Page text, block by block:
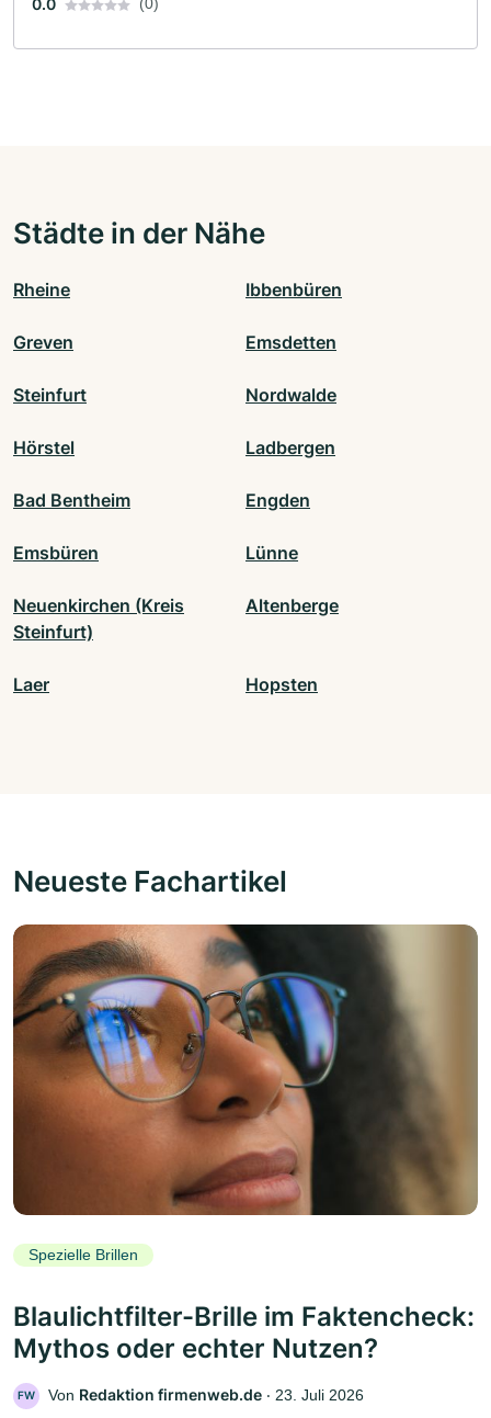
0.0 (0)
Städte in der Nähe
Rheine Ibbenbüren
Greven Emsdetten
Steinfurt Nordwalde
Hörstel Ladbergen
Bad Bentheim Engden
Emsbüren Lünne
Neuenkirchen (Kreis
Steinfurt)
Altenberge
Laer Hopsten
Neueste Fachartikel
Spezielle Brillen
Blaulichtfilter-Brille im Faktencheck:
Mythos oder echter Nutzen?
FW Von Redaktion firmenweb.de ‧ 23. Juli 2026